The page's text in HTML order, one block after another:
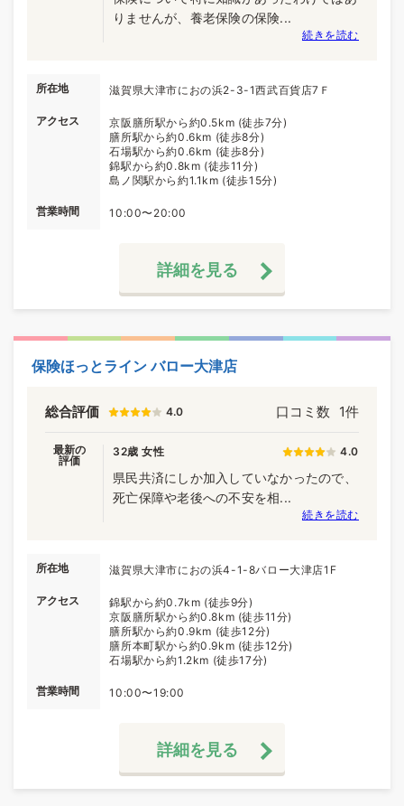
りませんが、養老保険の保険...
続きを読む
所在地 滋賀県大津市におの浜2-3-1西武百貨店7Ｆ
アクセス
京阪膳所駅から約0.5km (徒歩7分)
膳所駅から約0.6km (徒歩8分)
石場駅から約0.6km (徒歩8分)
錦駅から約0.8km (徒歩11分)
島ノ関駅から約1.1km (徒歩15分)
営業時間 10:00〜20:00
詳細を見る
保険ほっとライン バロー大津店
総合評価 4.0 口コミ数 1件
最新の
評価
32歳 女性 4.0
県民共済にしか加入していなかったので、
死亡保障や老後への不安を相...
続きを読む
所在地 滋賀県大津市におの浜4-1-8バロー大津店1F
アクセス
錦駅から約0.7km (徒歩9分)
京阪膳所駅から約0.8km (徒歩11分)
膳所駅から約0.9km (徒歩12分)
膳所本町駅から約0.9km (徒歩12分)
石場駅から約1.2km (徒歩17分)
営業時間 10:00〜19:00
詳細を見る